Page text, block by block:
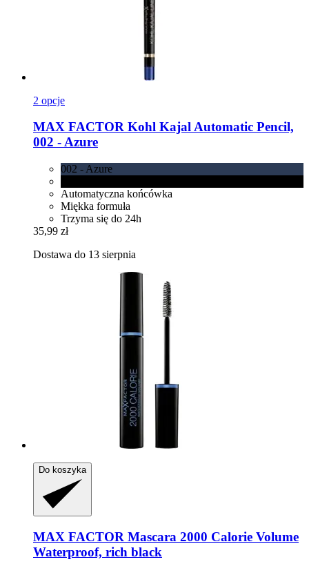
2 opcje
MAX FACTOR Kohl Kajal Automatic Pencil,
002 -​ Azure
002 - Azure
Automatyczna końcówka
Miękka formuła
Trzyma się do 24h
35,99 zł
Dostawa do 13 sierpnia
Do koszyka
MAX FACTOR Mascara 2000 Calorie Volume
Waterproof, rich black